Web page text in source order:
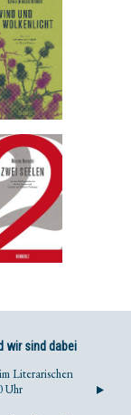
wir sind dabei
Literarischen
Uhr